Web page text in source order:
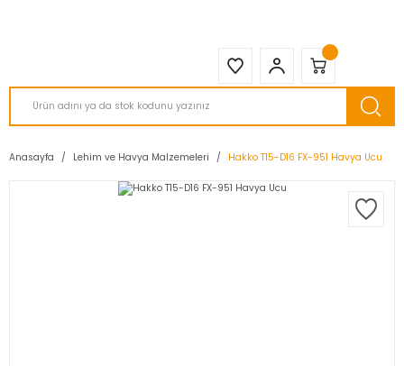
Anasayfa Lehim ve Havya Malzemeleri Hakko T15-D16 FX-951 Havya Ucu